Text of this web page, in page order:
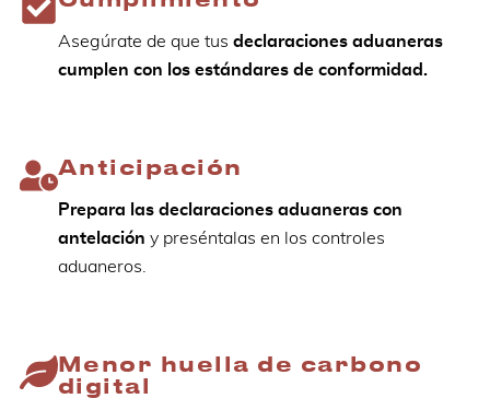
Asegúrate de que tus declaraciones aduaneras
cumplen con los estándares de conformidad.
Anticipación
Prepara las declaraciones aduaneras con
antelación y preséntalas en los controles
aduaneros.
Menor huella de carbono
digital